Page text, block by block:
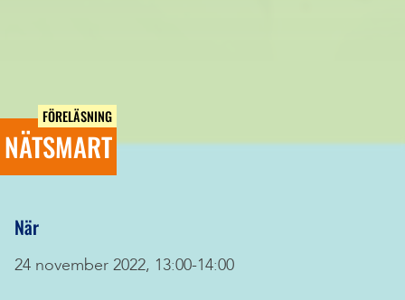
FÖRELÄSNING
NÄTSMART
När
24 november 2022, 13:00-14:00